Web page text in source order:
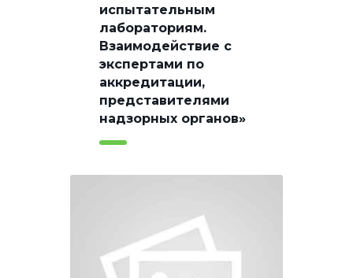
испытательным
лабораториям.
Взаимодействие с
экспертами по
аккредитации,
представителями
надзорных органов»